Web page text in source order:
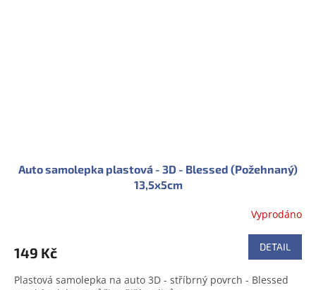
Auto samolepka plastová - 3D - Blessed (Požehnaný)
13,5x5cm
Vyprodáno
149 Kč DETAIL
Plastová samolepka na auto 3D - stříbrný povrch - Blessed